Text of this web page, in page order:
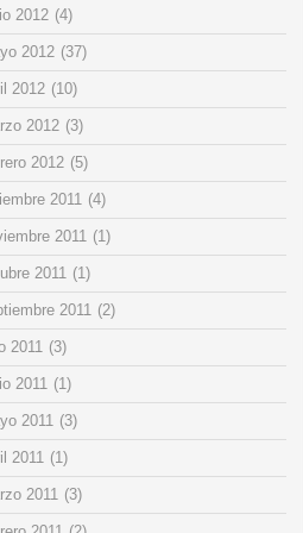
2012 (4)
2012 (37)
2012 (10)
2012 (3)
2012 (5)
2011 (4)
2011 (1)
2011 (1)
2011 (2)
2011 (3)
2011 (1)
2011 (3)
2011 (1)
2011 (3)